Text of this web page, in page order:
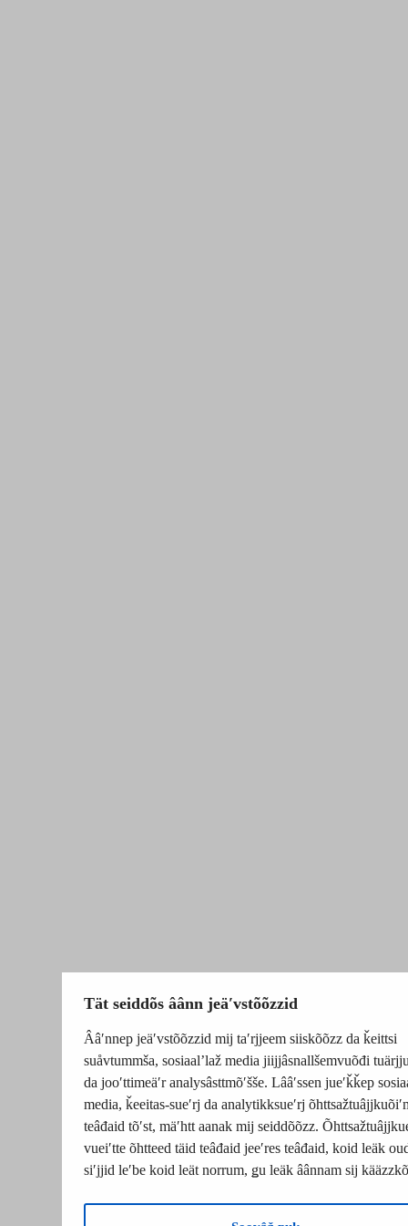
Tät seiddõs âânn jeäʹvstõõzzid
Ââʹnnep jeäʹvstõõzzid mij taʹrjjeem siiskõõzz da ǩeittsi
suåvtummša, sosiaalʼlaž media jiijjâsnallšemvuõđi
da jooʹttimeäʹr analysâsttmõʹšše. Lââʹssen jueʹǩǩep
media, ǩeeitas-sueʹrj da analytikksueʹrj
teâđaid tõʹst, mäʹhtt aanak mij seiddõõzz.
vueiʹtte õhtteed täid teâđaid jeeʹres teâđaid, koid leäk
siʹjjid leʹbe koid leät norrum, ǥu leäk âânnam sij